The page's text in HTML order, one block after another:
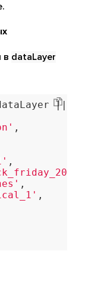
в dataLayer
,
,
,
,